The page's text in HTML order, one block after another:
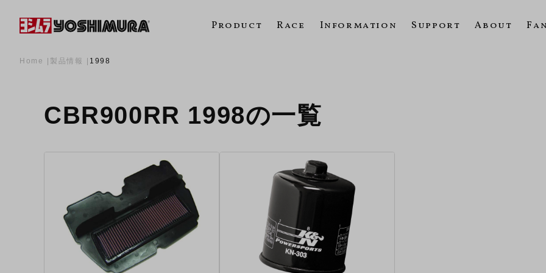
Product Race Information Support About
Home 製品情報 1998
CBR900RR 1998の一覧